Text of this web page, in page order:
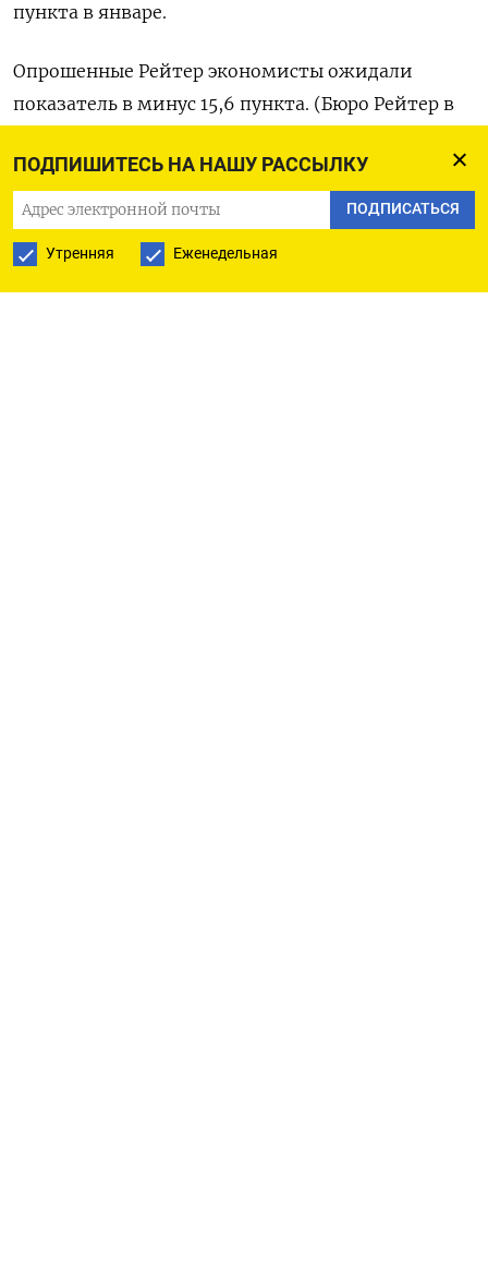
ПОДПИШИТЕСЬ НА НАШУ РАССЫЛКУ
ПОДПИСАТЬСЯ
Утренняя Еженедельная
пункта в январе.
Опрошенные Рейтер экономисты ожидали
показатель в минус 15,6 пункта. (Бюро Рейтер в
ПОДПИСАТЬСЯ НА ТЕЛЕГРАМ
ПОДПИСАТЬСЯ В GOOGLE